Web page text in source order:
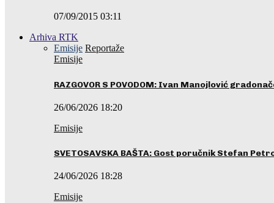
07/09/2015 03:11
Arhiva RTK
Emisije Reportaže
Emisije
RAZGOVOR S POVODOM: Ivan Manojlović
26/06/2026 18:20
Emisije
SVETOSAVSKA BAŠTA: Gost poručnik Stefan
24/06/2026 18:28
Emisije